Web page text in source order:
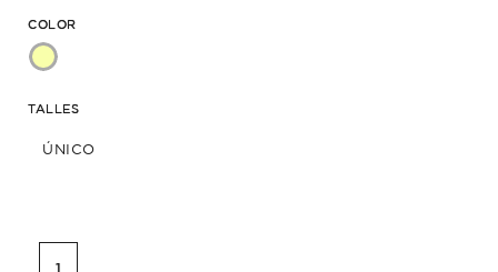
COLOR
TALLES
ÚNICO